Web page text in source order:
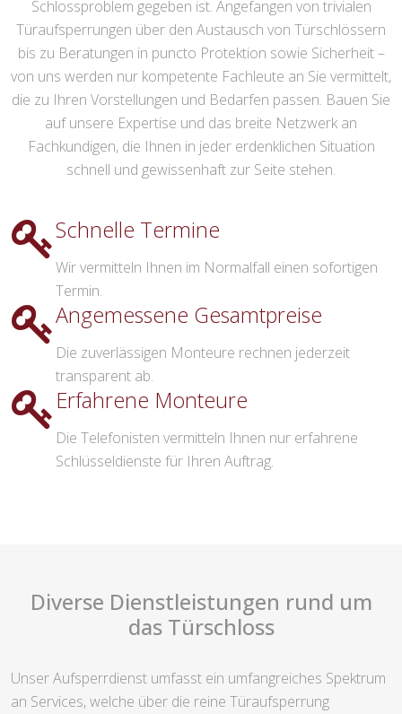
Schlossproblem gegeben ist. Angefangen von trivialen
Türaufsperrungen über den Austausch von Türschlössern
bis zu Beratungen in puncto Protektion sowie Sicherheit –
von uns werden nur kompetente Fachleute an Sie vermittelt,
die zu Ihren Vorstellungen und Bedarfen passen. Bauen Sie
auf unsere Expertise und das breite Netzwerk an
Fachkundigen, die Ihnen in jeder erdenklichen Situation
schnell und gewissenhaft zur Seite stehen.
Schnelle Termine
Wir vermitteln Ihnen im Normalfall einen sofortigen
Termin.
Angemessene Gesamtpreise
Die zuverlässigen Monteure rechnen jederzeit
transparent ab.
Erfahrene Monteure
Die Telefonisten vermitteln Ihnen nur erfahrene
Schlüsseldienste für Ihren Auftrag.
Diverse Dienstleistungen rund um
das Türschloss
Unser Aufsperrdienst umfasst ein umfangreiches Spektrum
an Services, welche über die reine Türaufsperrung